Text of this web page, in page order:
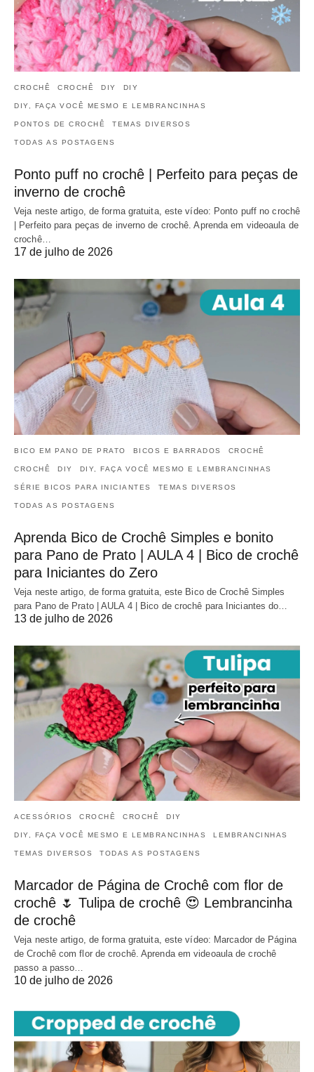
CROCHÊ CROCHÊ DIY DIY
DIY, FAÇA VOCÊ MESMO E LEMBRANCINHAS
PONTOS DE CROCHÊ TEMAS DIVERSOS
TODAS AS POSTAGENS
Ponto puff no crochê | Perfeito para peças de
inverno de crochê
Veja neste artigo, de forma gratuita, este vídeo: Ponto puff no crochê
| Perfeito para peças de inverno de crochê. Aprenda em videoaula de
crochê…
17 de julho de 2026
BICO EM PANO DE PRATO BICOS E BARRADOS CROCHÊ
CROCHÊ DIY DIY, FAÇA VOCÊ MESMO E LEMBRANCINHAS
SÉRIE BICOS PARA INICIANTES TEMAS DIVERSOS
TODAS AS POSTAGENS
Aprenda Bico de Crochê Simples e bonito
para Pano de Prato | AULA 4 | Bico de crochê
para Iniciantes do Zero
Veja neste artigo, de forma gratuita, este Bico de Crochê Simples
para Pano de Prato | AULA 4 | Bico de crochê para Iniciantes do…
13 de julho de 2026
ACESSÓRIOS CROCHÊ CROCHÊ DIY
DIY, FAÇA VOCÊ MESMO E LEMBRANCINHAS LEMBRANCINHAS
TEMAS DIVERSOS TODAS AS POSTAGENS
Marcador de Página de Crochê com flor de
crochê 🌷 Tulipa de crochê 😍 Lembrancinha
de crochê
Veja neste artigo, de forma gratuita, este vídeo: Marcador de Página
de Crochê com flor de crochê. Aprenda em videoaula de crochê
passo a passo…
10 de julho de 2026